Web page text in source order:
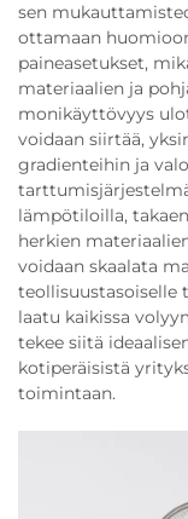
sen
ottamaan
paineasetukset,
materiaalien ja
monikäyttövyys
voidaan siirtää,
gradienteihin ja
lämpötiloilla,
herkien
voidaan skaalata
teollisuustasoiselle
laatu kaikissa
tekee siitä
kotiperäisistä
toimintaan.